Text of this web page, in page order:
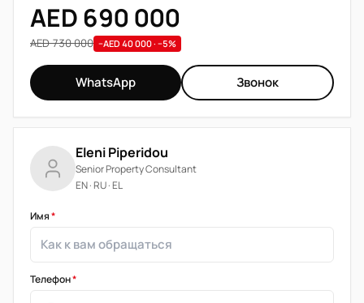
AED 690 000
AED 730 000 −AED 40 000 · −5%
WhatsApp Звонок
Eleni Piperidou
Senior Property Consultant
EN · RU · EL
Имя*
Телефон*